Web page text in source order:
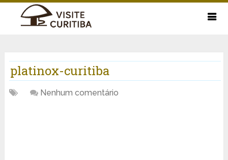
platinox-curitiba
Nenhum comentário